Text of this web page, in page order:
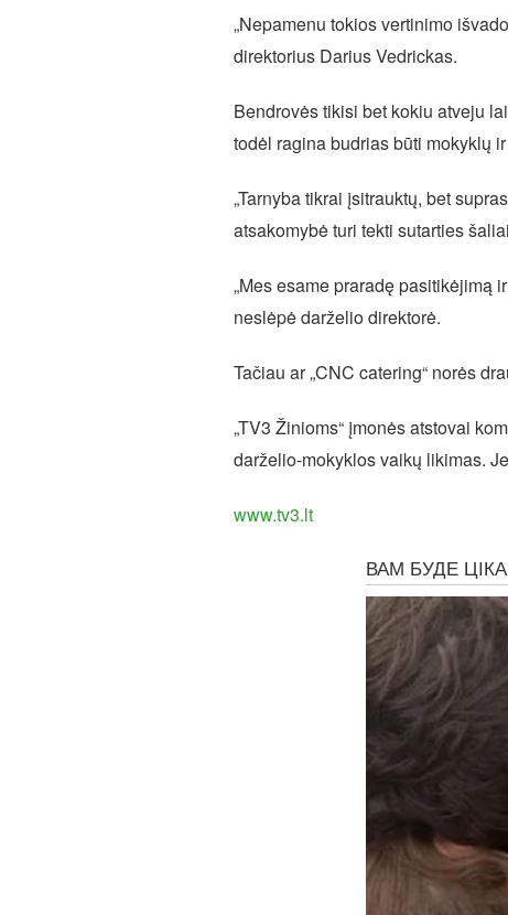
„Nepamenu tokios vertinimo
direktorius Darius Vedrickas.
Bendrovės tikisi bet kokiu atveju
todėl ragina budrias būti mokyklų
„Tarnyba tikrai įsitrauktų, bet
atsakomybė turi tekti sutarties
„Mes esame praradę pasitikėjimą
neslėpė darželio direktorė.
Tačiau ar „CNC catering“ norės
„TV3 Žinioms“ įmonės atstovai
darželio-mokyklos vaikų likimas.
www.tv3.lt